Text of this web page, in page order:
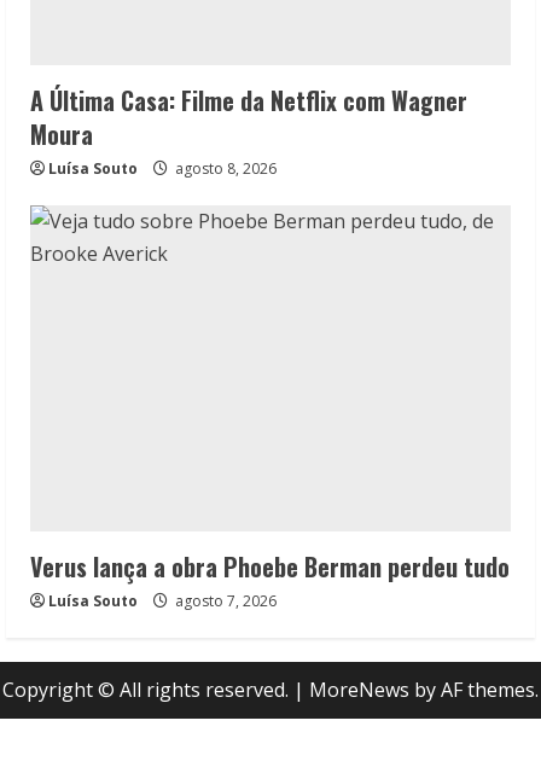
A Última Casa: Filme da Netflix com Wagner
Moura
Luísa Souto agosto 8, 2026
Verus lança a obra Phoebe Berman perdeu tudo
Luísa Souto agosto 7, 2026
Copyright © All rights reserved. | MoreNews by AF themes.